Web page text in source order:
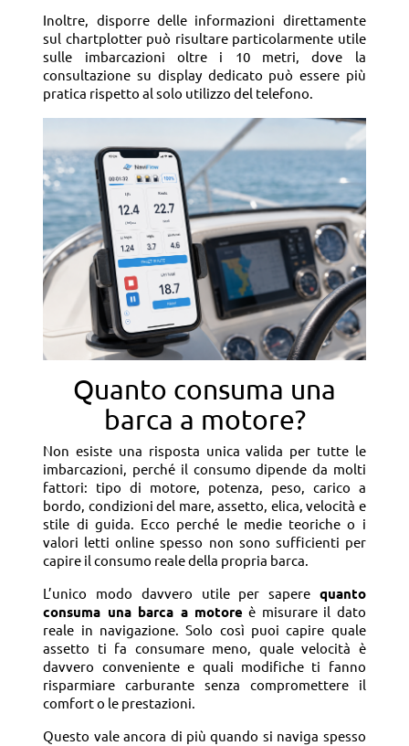
Inoltre, disporre delle informazioni direttamente
sul chartplotter può risultare particolarmente utile
sulle imbarcazioni oltre i 10 metri, dove la
consultazione su display dedicato può essere più
pratica rispetto al solo utilizzo del telefono.
Quanto consuma una
barca a motore?
Non esiste una risposta unica valida per tutte le
imbarcazioni, perché il consumo dipende da molti
fattori: tipo di motore, potenza, peso, carico a
bordo, condizioni del mare, assetto, elica, velocità e
stile di guida. Ecco perché le medie teoriche o i
valori letti online spesso non sono sufficienti per
capire il consumo reale della propria barca.
L’unico modo davvero utile per sapere quanto
consuma una barca a motore è misurare il dato
reale in navigazione. Solo così puoi capire quale
assetto ti fa consumare meno, quale velocità è
davvero conveniente e quali modifiche ti fanno
risparmiare carburante senza compromettere il
comfort o le prestazioni.
Questo vale ancora di più quando si naviga spesso